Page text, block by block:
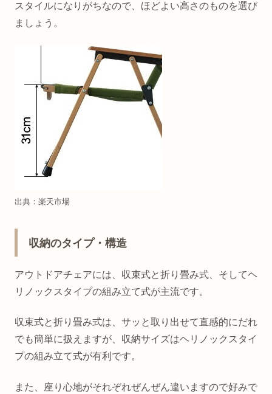
スタイルになりがちなので、ほどよい高さのものを選び
ましょう。
出典：楽天市場
収納のタイプ・構造
アウトドアチェアには、収束式と折り畳み式、そしてヘ
リノックスタイプの組み立て式が主流です。
収束式と折り畳み式は、サッと取り出せて直感的にだれ
でも簡単に扱えますが、収納サイズはヘリノックスタイ
プの組み立て式が有利です。
また、座り心地がそれぞれぜんぜん違いますので好みで